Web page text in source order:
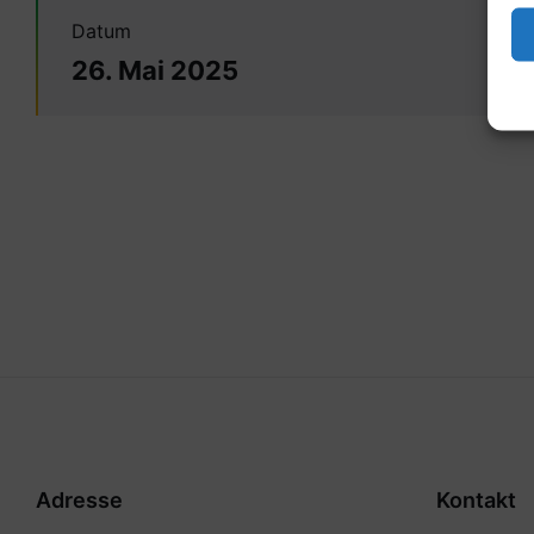
Datum
26. Mai 2025
Adresse Kontakt